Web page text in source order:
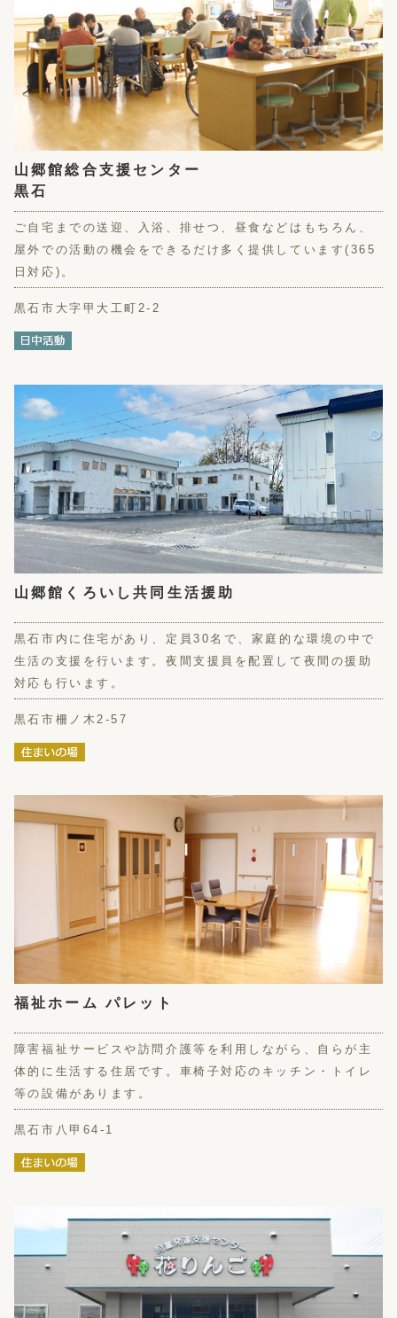
山郷館総合支援センター
黒石
ご自宅までの送迎、入浴、排せつ、昼食などはもちろん、
屋外での活動の機会をできるだけ多く提供しています(365
日対応)。
黒石市大字甲大工町2-2
山郷館くろいし共同生活援助
黒石市内に住宅があり、定員30名で、家庭的な環境の中で
生活の支援を行います。夜間支援員を配置して夜間の援助
対応も行います。
黒石市柵ノ木2-57
福祉ホーム パレット
障害福祉サービスや訪問介護等を利用しながら、自らが主
体的に生活する住居です。車椅子対応のキッチン・トイレ
等の設備があります。
黒石市八甲64-1